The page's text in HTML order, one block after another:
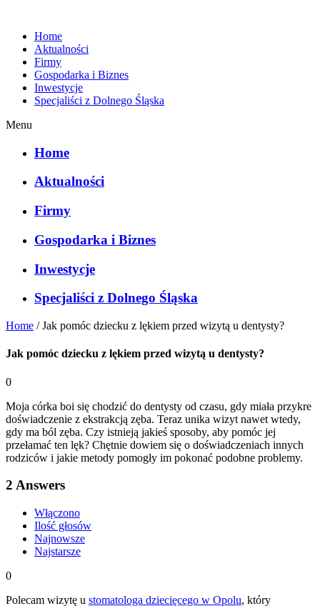
Home
Aktualności
Firmy
Gospodarka i Biznes
Inwestycje
Specjaliści z Dolnego Śląska
Menu
Home
Aktualności
Firmy
Gospodarka i Biznes
Inwestycje
Specjaliści z Dolnego Śląska
Home /Jak pomóc dziecku z lękiem przed wizytą u dentysty?
Jak pomóc dziecku z lękiem przed wizytą u dentysty?
0
Moja córka boi się chodzić do dentysty od czasu, gdy miała przykre
doświadczenie z ekstrakcją zęba. Teraz unika wizyt nawet wtedy,
gdy ma ból zęba. Czy istnieją jakieś sposoby, aby pomóc jej
przełamać ten lęk? Chętnie dowiem się o doświadczeniach innych
rodziców i jakie metody pomogły im pokonać podobne problemy.
2 Answers
Włączono
Ilość głosów
Najnowsze
Najstarsze
0
Polecam wizytę u stomatologa dziecięcego w Opolu, który